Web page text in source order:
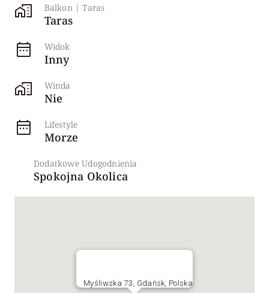
Balkon | Taras
Taras
Widok
Inny
Winda
Nie
Lifestyle
Morze
Dodatkowe Udogodnienia
Spokojna Okolica
Myśliwska 73, Gdańsk, Polska